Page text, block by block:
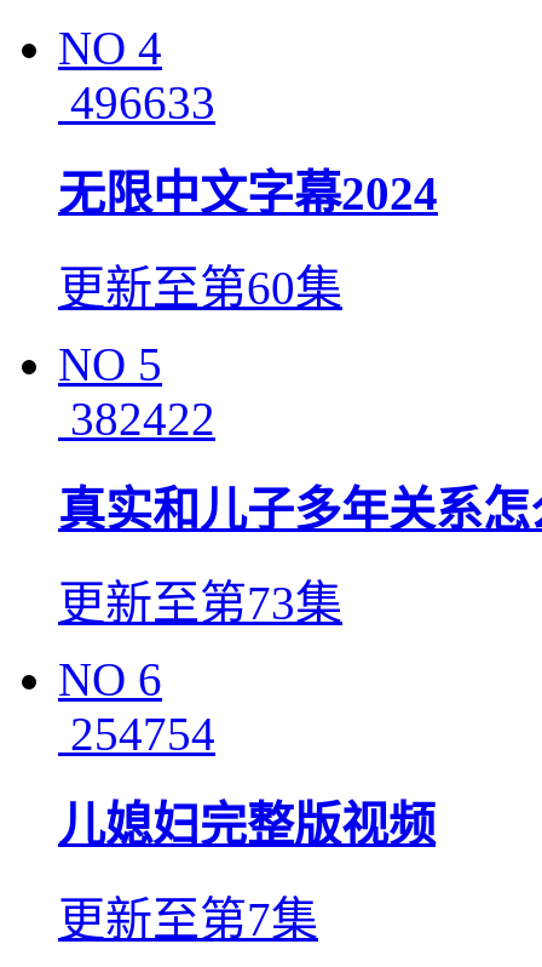
NO 4
496633
无限中文字幕2024
更新至第60集
NO 5
382422
真实和儿子多年关系怎
更新至第73集
NO 6
254754
儿媳妇完整版视频
更新至第7集